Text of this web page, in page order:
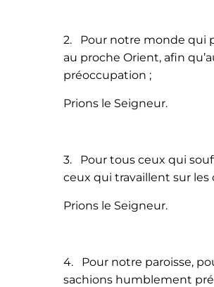
2. Pour notre monde qui
au proche Orient, afin
préoccupation ;
Prions le Seigneur.
3. Pour tous ceux qui
ceux qui travaillent sur les
Prions le Seigneur.
4. Pour notre paroisse,
sachions humblement